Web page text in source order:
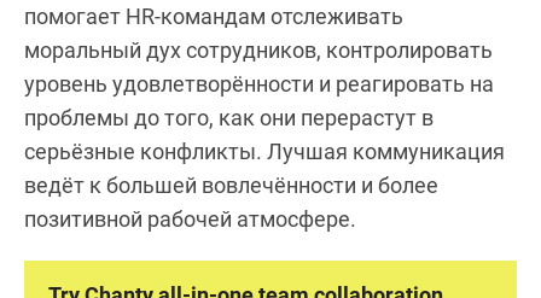
помогает HR-командам отслеживать
моральный дух сотрудников, контролировать
уровень удовлетворённости и реагировать на
проблемы до того, как они перерастут в
серьёзные конфликты. Лучшая коммуникация
ведёт к большей вовлечённости и более
позитивной рабочей атмосфере.